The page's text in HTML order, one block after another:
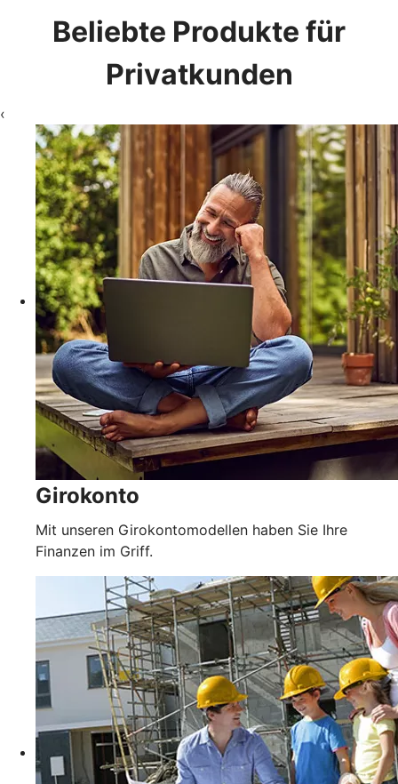
Beliebte Produkte für
Privatkunden
‹
Girokonto
Mit unseren Girokontomodellen haben Sie Ihre
Finanzen im Griff.